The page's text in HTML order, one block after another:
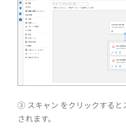
③ スキャン をクリックすると
されます。